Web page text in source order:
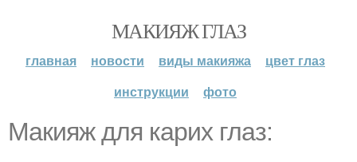
МАКИЯЖ ГЛАЗ
главная новости виды макияжа
цвет глаз
инструкции
фото
Макияж для карих глаз: